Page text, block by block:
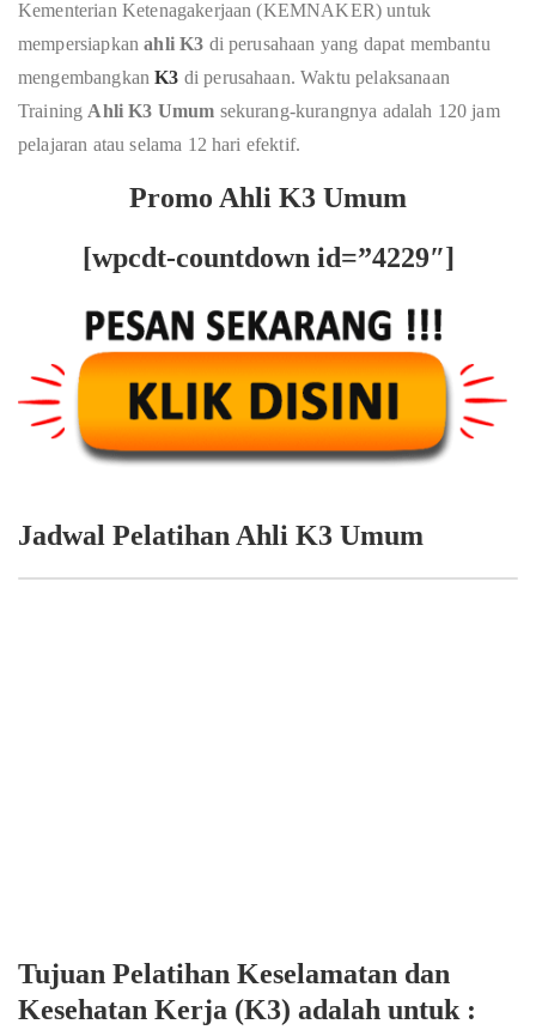
Kementerian Ketenagakerjaan (KEMNAKER) untuk
mempersiapkanahli K3 di perusahaan yang dapat membantu
mengembangkanK3 di perusahaan. Waktu pelaksanaan
Training Ahli K3 Umum sekurang-kurangnya adalah 120 jam
pelajaran atau selama 12 hari efektif.
Promo Ahli K3 Umum
[wpcdt-countdown id=”4229″]
Jadwal Pelatihan Ahli K3 Umum
Tujuan Pelatihan Keselamatan dan
Kesehatan Kerja (K3) adalah untuk :